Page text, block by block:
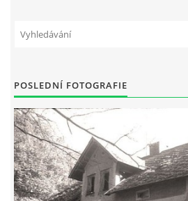
POSLEDNÍ FOTOGRAFIE